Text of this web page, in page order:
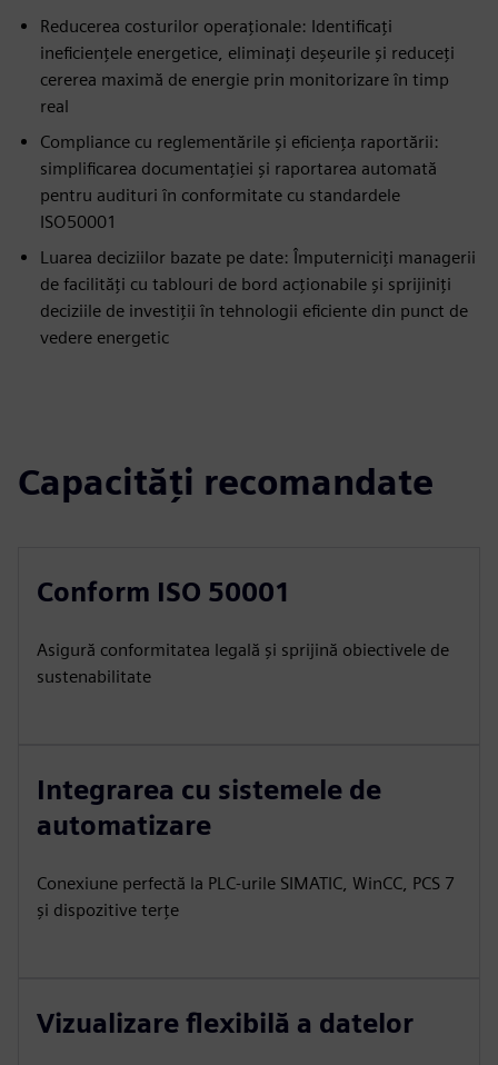
Reducerea costurilor operaționale: Identificați
ineficiențele energetice, eliminați deșeurile și reduceți
cererea maximă de energie prin monitorizare în timp
real
Compliance cu reglementările și eficiența raportării:
simplificarea documentației și raportarea automată
pentru audituri în conformitate cu standardele
ISO50001
Luarea deciziilor bazate pe date: Împuterniciți managerii
de facilități cu tablouri de bord acționabile și sprijiniți
deciziile de investiții în tehnologii eficiente din punct de
vedere energetic
Capacități recomandate
Conform ISO 50001
Asigură conformitatea legală și sprijină obiectivele de
sustenabilitate
Integrarea cu sistemele de
automatizare
Conexiune perfectă la PLC-urile SIMATIC, WinCC, PCS 7
și dispozitive terțe
Vizualizare flexibilă a datelor